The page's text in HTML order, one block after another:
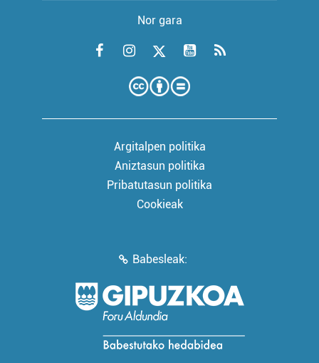
Nor gara
Argitalpen politika
Aniztasun politika
Pribatutasun politika
Cookieak
Babesleak: